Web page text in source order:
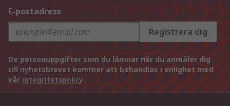
E-postadress
Registrera dig
De personuppgifter som du lämnar när du anmäler dig
till nyhetsbrevet kommer att behandlas i enlighet med
vår integritetspolicy.